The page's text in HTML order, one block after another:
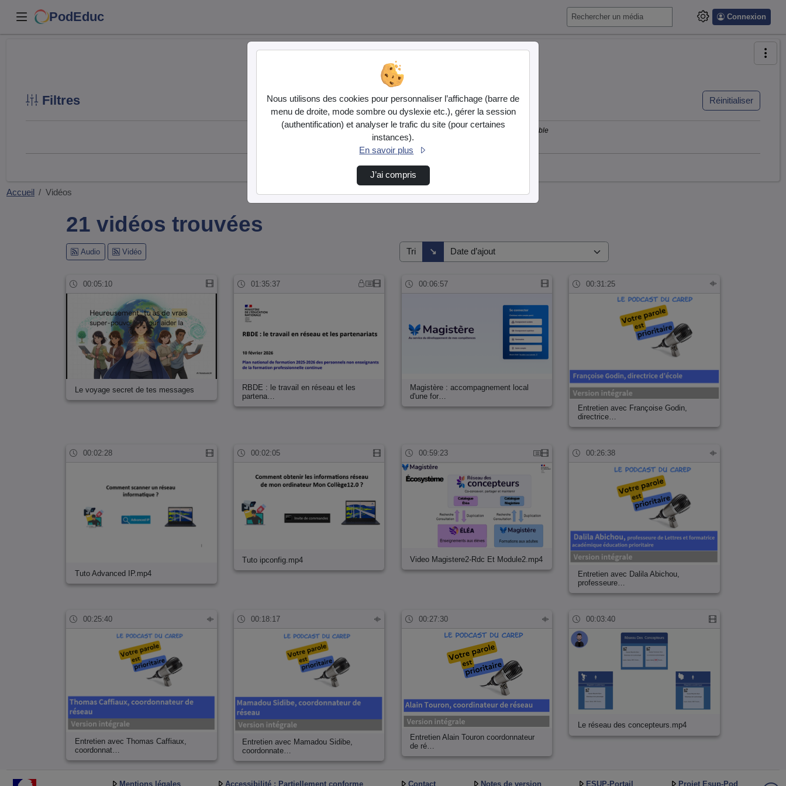
PodEduc Connexion
Filtres Réinitialiser
Accueil Vidéos
21 vidéos trouvées
Audio Vidéo Tri ↘
Direction de tri
00:05:10
Le voyage secret de tes messages
01:35:37
RBDE : le travail en réseau et les
partena…
00:06:57
Magistère : accompagnement local
d'une for…
00:31:25
Entretien avec Françoise Godin,
directrice…
00:02:28
Tuto Advanced IP.mp4
00:02:05
Tuto ipconfig.mp4
00:59:23
Video Magistere2-Rdc Et Module2.mp4
00:26:38
Entretien avec Dalila Abichou,
professeure…
00:25:40
Entretien avec Thomas Caffiaux,
coordonnat…
00:18:17
Entretien avec Mamadou Sidibe,
coordonnate…
00:27:30
Entretien Alain Touron coordonnateur
de ré…
00:03:40
Le réseau des concepteurs.mp4
Mentions légales Accessibilité : Partiellement conforme Contact Notes de version ESUP-Portail Projet Esup-Pod
Nous utilisons des cookies pour personnaliser l’affichage (barre de
menu de droite, mode sombre ou dyslexie etc.), gérer la session
(authentification) et analyser le trafic du site (pour certaines
instances).
En savoir plus
J’ai compris